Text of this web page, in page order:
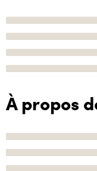
À propos